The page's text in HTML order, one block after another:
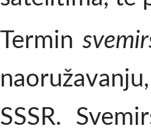
Termin
SSSR.